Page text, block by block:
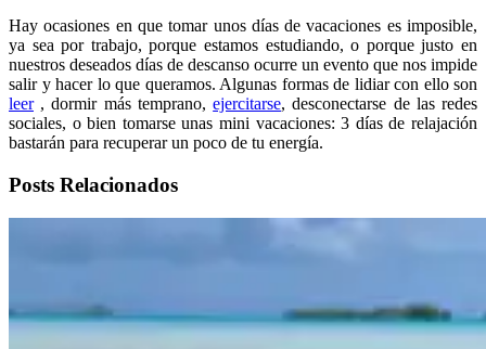
Hay ocasiones en que tomar unos días de vacaciones es imposible,
ya sea por trabajo, porque estamos estudiando, o porque justo en
nuestros deseados días de descanso ocurre un evento que nos impide
salir y hacer lo que queramos. Algunas formas de lidiar con ello son
leer, dormir más temprano,ejercitarse, desconectarse de las redes
sociales, o bien tomarse unas mini vacaciones: 3 días de relajación
bastarán para recuperar un poco de tu energía.
Posts Relacionados